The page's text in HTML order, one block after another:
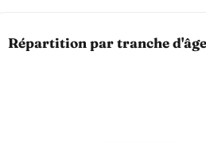
Répartition par tranche d'âge